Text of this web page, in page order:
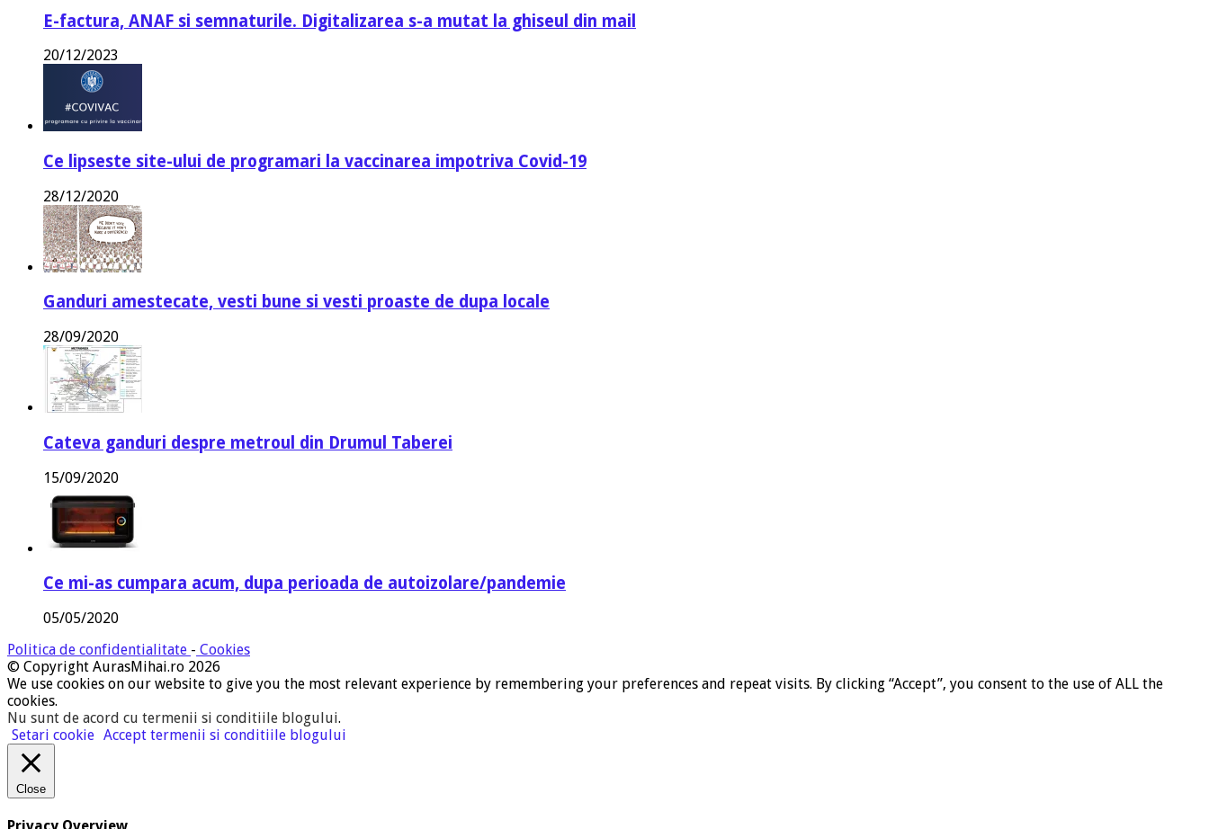
E-factura, ANAF si semnaturile. Digitalizarea s-a mutat la ghiseul din mail
20/12/2023
Ce lipseste site-ului de programari la vaccinarea impotriva Covid-19
28/12/2020
Ganduri amestecate, vesti bune si vesti proaste de dupa locale
28/09/2020
Cateva ganduri despre metroul din Drumul Taberei
15/09/2020
Ce mi-as cumpara acum, dupa perioada de autoizolare/pandemie
05/05/2020
Politica de confidentialitate - Cookies
© Copyright AurasMihai.ro 2026
We use cookies on our website to give you the most relevant experience by remembering your preferences and repeat visits. By clicking “Accept”, you consent to the use of ALL the
cookies.
Nu sunt de acord cu termenii si conditiile blogului.
Setari cookie Accept termenii si conditiile blogului
Close